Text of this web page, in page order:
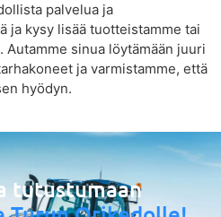
palvelua ja
ja kysy lisää tuotteistamme tai
sinua löytämään juuri
ja varmistamme, että
hyödyn.
tutustumaan